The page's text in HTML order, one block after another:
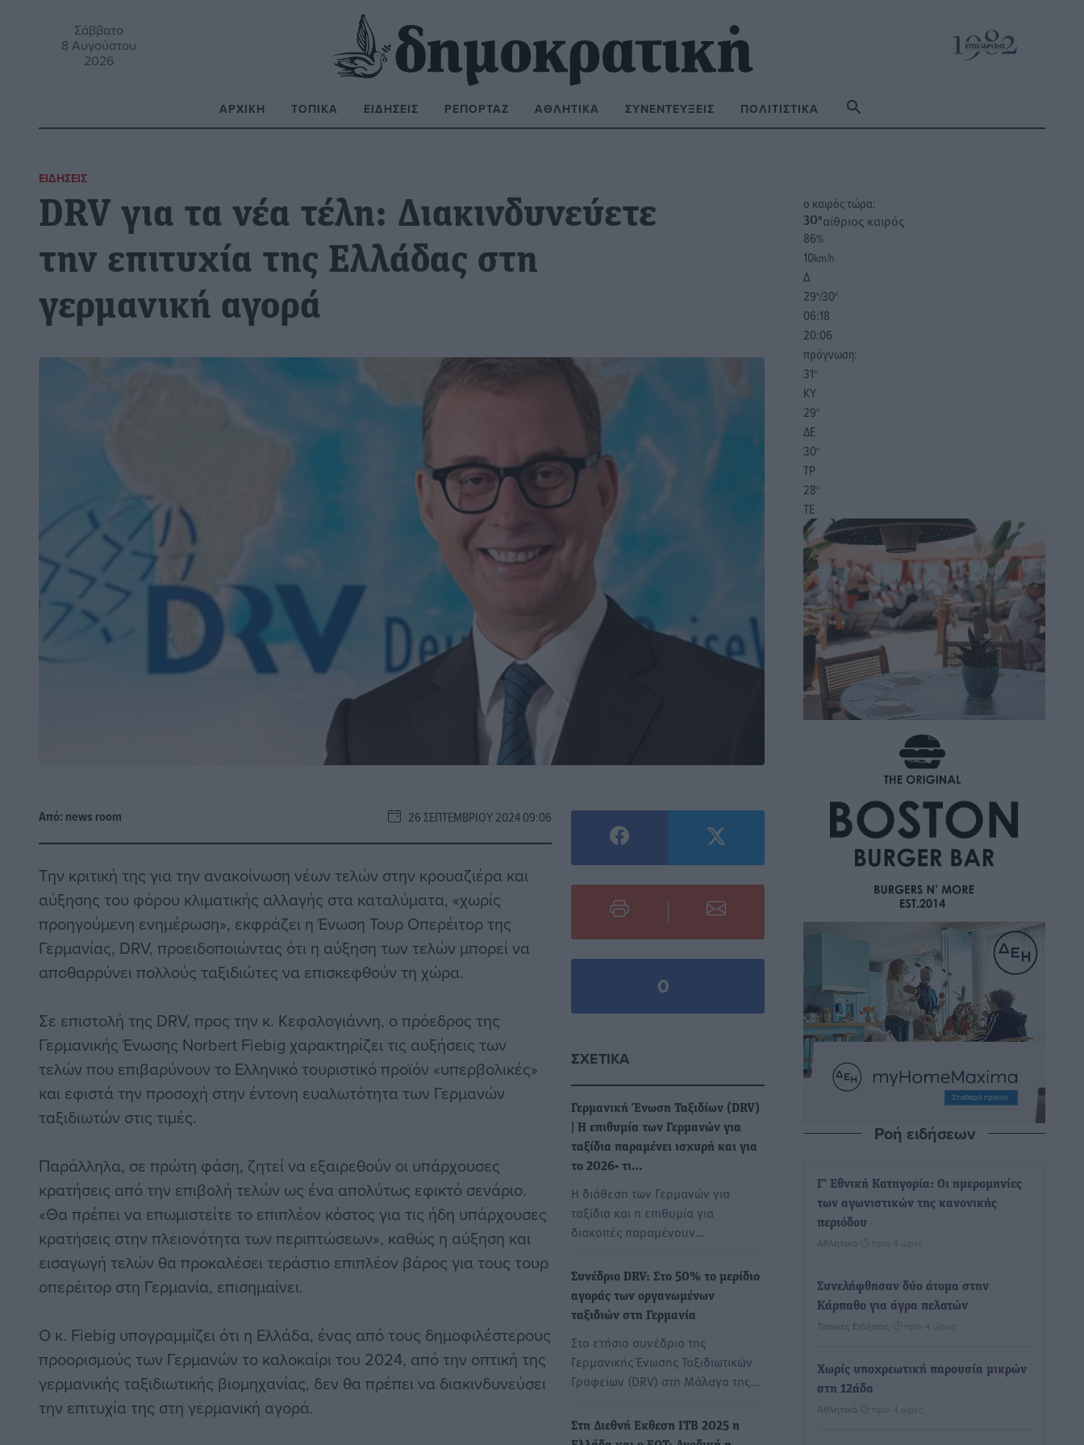
Σάββατο
8 Αυγούστου
2026
ΑΡΧΙΚΉ ΤΟΠΙΚΆ ΕΙΔΉΣΕΙΣ ΡΕΠΟΡΤΆΖ ΑΘΛΗΤΙΚΆ ΣΥΝΕΝΤΕΎΞΕΙΣ ΠΟΛΙΤΙΣΤΙΚΆ
ΕΙΔΉΣΕΙΣ
DRV για τα νέα τέλη: Διακινδυνεύετε
την επιτυχία της Ελλάδας στη
γερμανική αγορά
Από: news room 26 ΣΕΠΤΕΜΒΡΊΟΥ 2024 09:06
Την κριτική της για την ανακοίνωση νέων τελών στην κρουαζιέρα και
αύξησης του φόρου κλιματικής αλλαγής στα καταλύματα, «χωρίς
προηγούμενη ενημέρωση», εκφράζει η Ένωση Τουρ Οπερέιτορ της
Γερμανίας, DRV, προειδοποιώντας ότι η αύξηση των τελών μπορεί να
αποθαρρύνει πολλούς ταξιδιώτες να επισκεφθούν τη χώρα.
Σε επιστολή της DRV, προς την κ. Κεφαλογιάννη, ο πρόεδρος της
Γερμανικής Ένωσης Norbert Fiebig χαρακτηρίζει τις αυξήσεις των
τελών που επιβαρύνουν το Ελληνικό τουριστικό προϊόν «υπερβολικές»
και εφιστά την προσοχή στην έντονη ευαλωτότητα των Γερμανών
ταξιδιωτών στις τιμές.
Παράλληλα, σε πρώτη φάση, ζητεί να εξαιρεθούν οι υπάρχουσες
κρατήσεις από την επιβολή τελών ως ένα απολύτως εφικτό σενάριο.
«Θα πρέπει να επωμιστείτε το επιπλέον κόστος για τις ήδη υπάρχουσες
κρατήσεις στην πλειονότητα των περιπτώσεων», καθώς η αύξηση και
εισαγωγή τελών θα προκαλέσει τεράστιο επιπλέον βάρος για τους τουρ
οπερέιτορ στη Γερμανία, επισημαίνει.
Ο κ. Fiebig υπογραμμίζει ότι η Ελλάδα, ένας από τους δημοφιλέστερους
προορισμούς των Γερμανών το καλοκαίρι του 2024, από την οπτική της
γερμανικής ταξιδιωτικής βιομηχανίας, δεν θα πρέπει να διακινδυνεύσει
την επιτυχία της στη γερμανική αγορά.
0
ΣΧΕΤΙΚΆ
Γερμανική Ένωση Ταξιδίων (DRV)
| Η επιθυμία των Γερμανών για
ταξίδια παραμένει ισχυρή και για
το 2026- τι…
Η διάθεση των Γερμανών για
ταξίδια και η επιθυμία για
διακοπές παραμένουν…
Συνέδριο DRV: Στο 50% το μερίδιο
αγοράς των οργανωμένων
ταξιδιών στη Γερμανία
Στο ετήσιο συνέδριο της
Γερμανικής Ένωσης Ταξιδιωτικών
Γραφείων (DRV) στη Μάλαγα της…
Στη Διεθνή Eκθεση ITB 2025 η
o καιρός τώρα:
30°αίθριος καιρός
86%
10km/h
Δ
29°/30°
06:18
20:06
πρόγνωση:
31°
ΚΥ
29°
ΔΕ
30°
ΤΡ
28°
ΤΕ
Ροή ειδήσεων
Γ’ Εθνική Κατηγορία: Οι ημερομηνίες
των αγωνιστικών της κανονικής
περιόδου
Αθλητικά πριν 4 ώρες
Συνελήφθησαν δύο άτομα στην
Κάρπαθο για άγρα πελατών
Τοπικές Ειδήσεις πριν 4 ώρες
Χωρίς υποχρεωτική παρουσία μικρών
στη 12άδα
Αθλητικά πριν 4 ώρες